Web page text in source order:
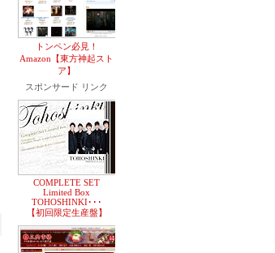
トンペン必見！
Amazon【東方神起スト
ア】
スポンサード リンク
COMPLETE SET
Limited Box
TOHOSHINKI･･･
【初回限定生産盤】